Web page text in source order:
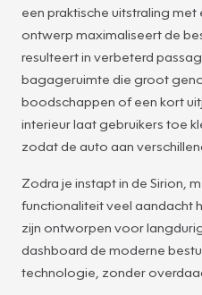
een praktische uitstraling
ontwerp maximaliseert de
resulteert in verbeterd
bagageruimte die groot
boodschappen of een kort
interieur laat gebruikers toe
zodat de auto aan
Zodra je instapt in de Sirion,
functionaliteit veel aandacht
zijn ontworpen voor
dashboard de moderne
technologie, zonder